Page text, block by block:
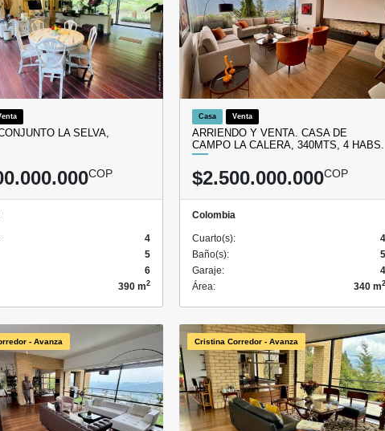
LA SELVA,
COP
4
5
6
390 m2
Casa Venta
ARRIENDO Y VENTA. CASA DE
CAMPO LA CALERA, 340MTS, 4 HABS.
$2.500.000.000COP
Colombia
Cuarto(s):
4
Baño(s):
5
Garaje:
4
Área:
340 m2
- Avanza Cristina Corredor - Avanza